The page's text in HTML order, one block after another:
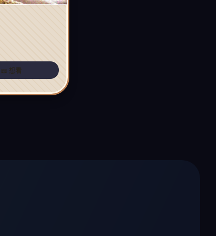
📖 想看